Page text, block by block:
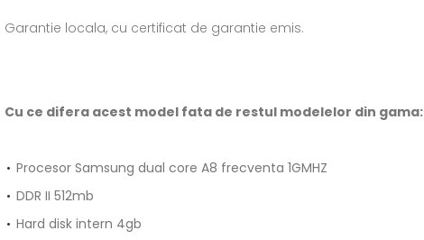
Garantie locala, cu certificat de garantie emis.
Cu ce difera acest model fata de restul modelelor din gama:
Procesor Samsung dual core A8 frecventa 1GMHZ
DDR II 512mb
Hard disk intern 4gb